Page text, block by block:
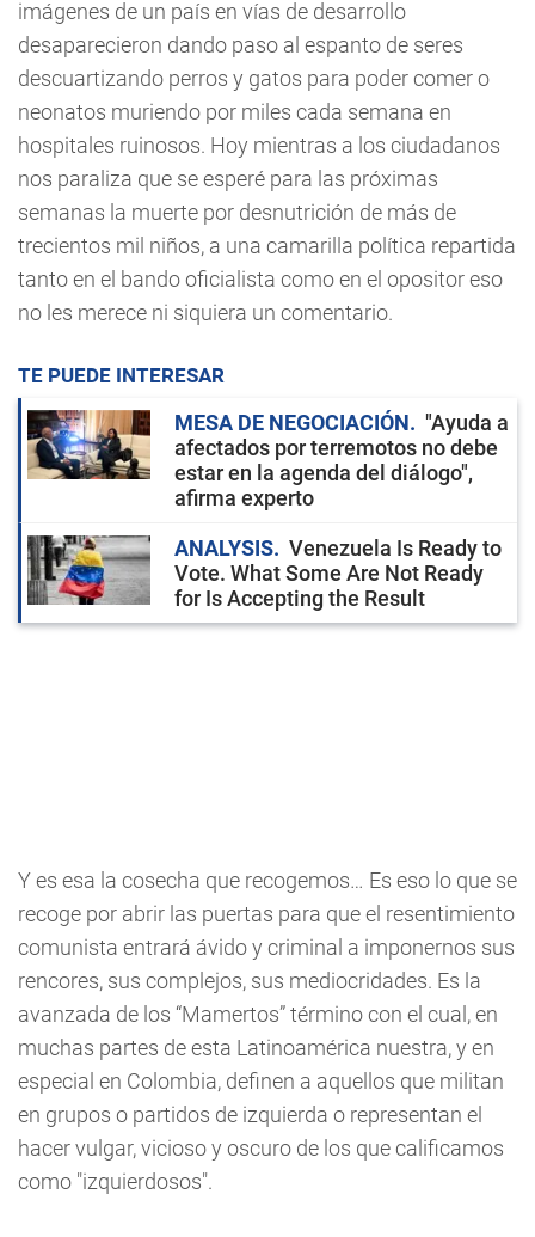
imágenes de un país en vías de desarrollo
desaparecieron dando paso al espanto de seres
descuartizando perros y gatos para poder comer o
neonatos muriendo por miles cada semana en
hospitales ruinosos. Hoy mientras a los ciudadanos
nos paraliza que se esperé para las próximas
semanas la muerte por desnutrición de más de
trecientos mil niños, a una camarilla política repartida
tanto en el bando oficialista como en el opositor eso
no les merece ni siquiera un comentario.
TE PUEDE INTERESAR
MESA DE NEGOCIACIÓN
"Ayuda a
afectados por terremotos no debe
estar en la agenda del diálogo",
afirma experto
ANALYSIS
Venezuela Is Ready to
Vote. What Some Are Not Ready
for Is Accepting the Result
Y es esa la cosecha que recogemos… Es eso lo que se
recoge por abrir las puertas para que el resentimiento
comunista entrará ávido y criminal a imponernos sus
rencores, sus complejos, sus mediocridades. Es la
avanzada de los “Mamertos” término con el cual, en
muchas partes de esta Latinoamérica nuestra, y en
especial en Colombia, definen a aquellos que militan
en grupos o partidos de izquierda o representan el
hacer vulgar, vicioso y oscuro de los que calificamos
como "izquierdosos".